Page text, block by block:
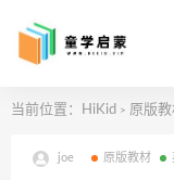
当前位置： HiKid > 原版
joe 原版教材